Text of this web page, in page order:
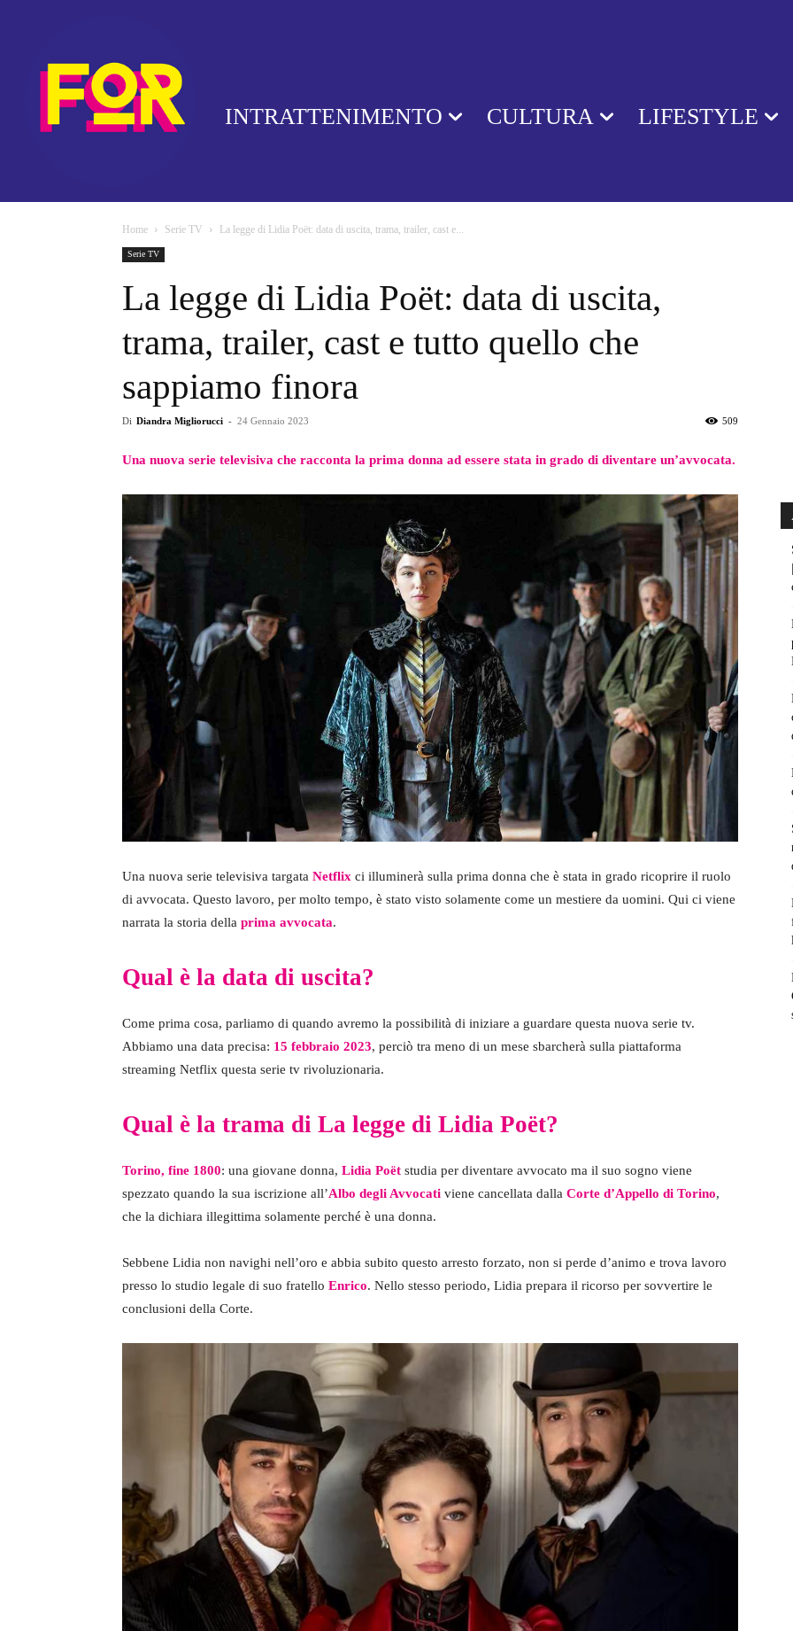
INTRATTENIMENTO CULTURA LIFESTYLE
Home Serie TV La legge di Lidia Poët: data di uscita, trama, trailer, cast e...
Serie TV
La legge di Lidia Poët: data di uscita,
trama, trailer, cast e tutto quello che
sappiamo finora
Di Diandra Migliorucci - 24 Gennaio 2023 509
Una nuova serie televisiva che racconta la prima donna ad essere stata in grado di diventare un’avvocata.
Una nuova serie televisiva targata Netflix ci illuminerà sulla prima donna che è stata in grado ricoprire il ruolo
di avvocata. Questo lavoro, per molto tempo, è stato visto solamente come un mestiere da uomini. Qui ci viene
narrata la storia della prima avvocata.
Qual è la data di uscita?
Come prima cosa, parliamo di quando avremo la possibilità di iniziare a guardare questa nuova serie tv.
Abbiamo una data precisa: 15 febbraio 2023, perciò tra meno di un mese sbarcherà sulla piattaforma
streaming Netflix questa serie tv rivoluzionaria.
Qual è la trama di La legge di Lidia Poët?
Torino, fine 1800: una giovane donna, Lidia Poët studia per diventare avvocato ma il suo sogno viene
spezzato quando la sua iscrizione all’Albo degli Avvocati viene cancellata dalla Corte d’Appello di Torino,
che la dichiara illegittima solamente perché è una donna.
Sebbene Lidia non navighi nell’oro e abbia subito questo arresto forzato, non si perde d’animo e trova lavoro
presso lo studio legale di suo fratello Enrico. Nello stesso periodo, Lidia prepara il ricorso per sovvertire le
conclusioni della Corte.